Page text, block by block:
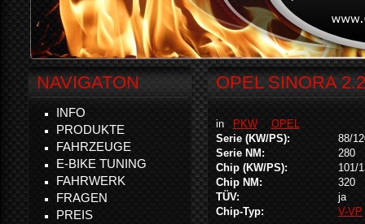
OPEL SINORA
in PKW
OPEL
Serie (KW/PS):
88/
Serie NM:
280
Chip (KW/PS):
101/
Chip NM:
320
TÜV:
ja
Chip-Typ:
V-VP
NAVIGATON
INFO
PRODUKTE
FAHRZEUGE
E-BIKE TUNING
FAHRWERK
FRAGEN
PREIS